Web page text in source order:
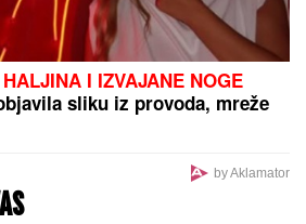
dve maloletnice u
u Pakistan, a onda postao